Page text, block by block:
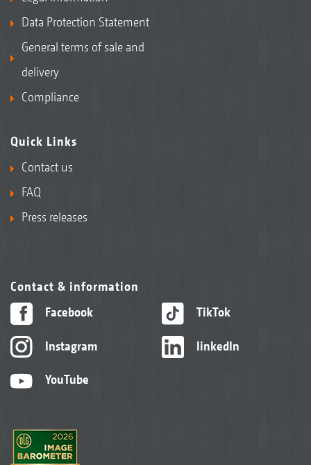
Data Protection Statement
General terms of sale and
delivery
Compliance
Quick Links
Contact us
FAQ
Press releases
Contact & information
Facebook
Instagram
YouTube
TikTok
linkedIn